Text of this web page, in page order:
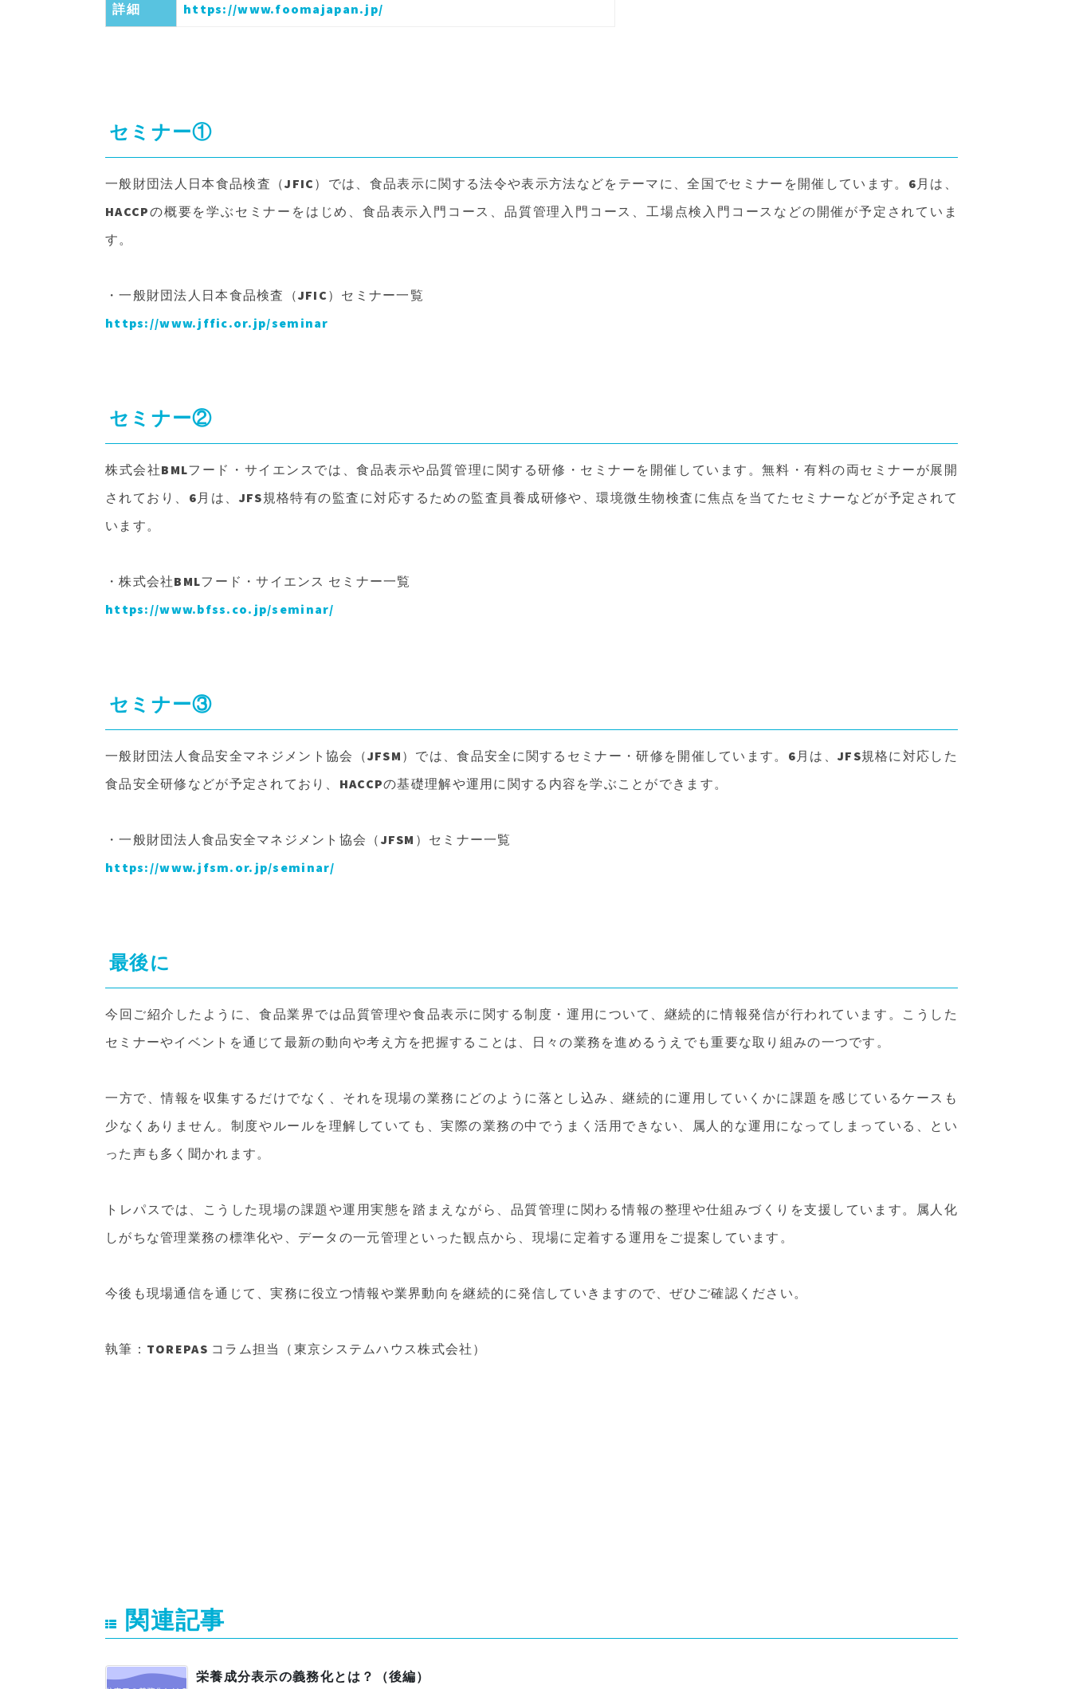
詳細 https://www.foomajapan.jp/
セミナー①
一般財団法人日本食品検査（JFIC）では、食品表示に関する法令や表示方法などをテーマに、全国でセミナーを開催しています。6月は、
HACCPの概要を学ぶセミナーをはじめ、食品表示入門コース、品質管理入門コース、工場点検入門コースなどの開催が予定されていま
す。
・一般財団法人日本食品検査（JFIC）セミナー一覧
https://www.jffic.or.jp/seminar
セミナー②
株式会社BMLフード・サイエンスでは、食品表示や品質管理に関する研修・セミナーを開催しています。無料・有料の両セミナーが展開
されており、6月は、JFS規格特有の監査に対応するための監査員養成研修や、環境微生物検査に焦点を当てたセミナーなどが予定されて
います。
・株式会社BMLフード・サイエンス セミナー一覧
https://www.bfss.co.jp/seminar/
セミナー③
一般財団法人食品安全マネジメント協会（JFSM）では、食品安全に関するセミナー・研修を開催しています。6月は、JFS規格に対応した
食品安全研修などが予定されており、HACCPの基礎理解や運用に関する内容を学ぶことができます。
・一般財団法人食品安全マネジメント協会（JFSM）セミナー一覧
https://www.jfsm.or.jp/seminar/
最後に
今回ご紹介したように、食品業界では品質管理や食品表示に関する制度・運用について、継続的に情報発信が行われています。こうした
セミナーやイベントを通じて最新の動向や考え方を把握することは、日々の業務を進めるうえでも重要な取り組みの一つです。
一方で、情報を収集するだけでなく、それを現場の業務にどのように落とし込み、継続的に運用していくかに課題を感じているケースも
少なくありません。制度やルールを理解していても、実際の業務の中でうまく活用できない、属人的な運用になってしまっている、とい
った声も多く聞かれます。
トレパスでは、こうした現場の課題や運用実態を踏まえながら、品質管理に関わる情報の整理や仕組みづくりを支援しています。属人化
しがちな管理業務の標準化や、データの一元管理といった観点から、現場に定着する運用をご提案しています。
今後も現場通信を通じて、実務に役立つ情報や業界動向を継続的に発信していきますので、ぜひご確認ください。
執筆：TOREPAS コラム担当（東京システムハウス株式会社）
関連記事
栄養成分表示の義務化とは？（後編）